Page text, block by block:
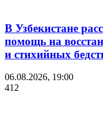
В Узбекистане
помощь на
и стихийных
06.08.2026, 19:00
412